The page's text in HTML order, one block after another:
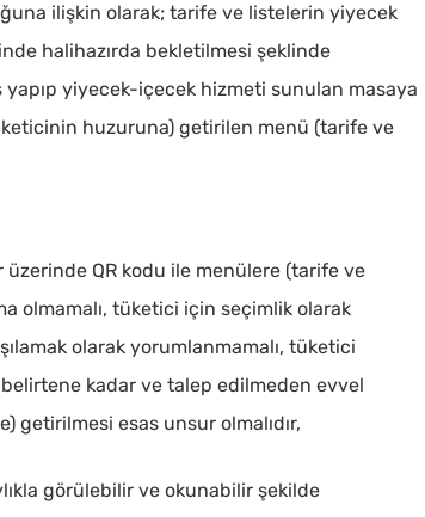
ilişkin olarak; tarife ve listelerin yiyecek
halihazırda bekletilmesi şeklinde
yiyecek-içecek hizmeti sunulan masaya
huzuruna) getirilen menü (tarife ve
üzerinde QR kodu ile menülere (tarife ve
olmamalı, tüketici için seçimlik olarak
olarak yorumlanmamalı, tüketici
belirtene kadar ve talep edilmeden evvel
esas unsur olmalıdır,
görülebilir ve okunabilir şekilde